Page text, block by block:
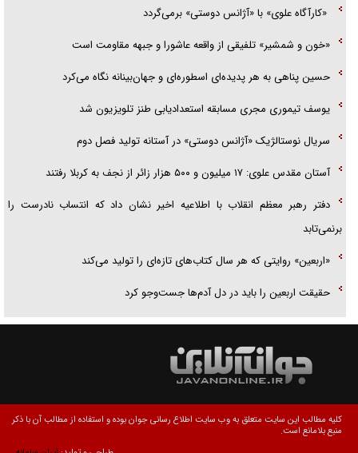
«کارآگاه علوی» با «آژانس دوستی» برمی‌گردد
«خون و شمشیر» تلفیقی از واقعه عاشورا و جبهه مقاومت است
حسین پناهی به هر پدیده‌ای اسطوره‌ای و جهان‌بینانه نگاه می‌کرد
یوسف تیموری مجری مسابقه استعدادیابی طنز تلویزیون شد
سریال نوستالژیک «آژانس دوستی» در آستانه تولید فصل دوم
آستان مقدس علوی: ۱۷ میلیون و ۵۰۰ هزار زائر از نجف به کربلا رفتند
دفتر رهبر معظم انقلاب با اطلاعیه اخیر نشان داد که انتساب نادرست را
برنمی‌تابد
«اربعین» روایتی که هر سال کتاب‌های تازه‌ای را تولید می‌کند
حقیقت اربعین را باید در دل آدم‌ها جست‌و‌جو کرد
کلیه مطالب این سایت متعلق به وب سایت اطلاع رسانی جوان بوده و استفاده از مطالب آن با ذکر
منبع بلامانع است.